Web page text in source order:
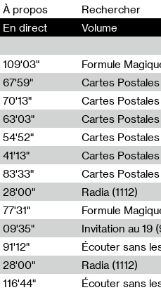
À propos
En direct Volume
109'03"
Formule
67'59"
70'13"
Cartes
63'03"
Cartes
54'52"
Cartes
41'13"
Cartes
83'33"
Cartes
28'00"
Radia (1112)
77'31"
Formule
09'35"
Invitation au 19
91'12"
Écouter sans
28'00"
Radia (1112)
116'44"
Écouter sans